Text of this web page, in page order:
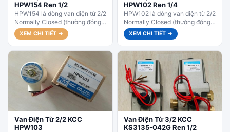
HPW154 Ren 1/2
HPW154 là dòng van điện từ 2/2
Normally Closed (thường đóng)
của KCC Hàn Quốc, kiểu
diaphragm/pilot...
XEM CHI TIẾT →
HPW102 Ren 1/4
HPW102 là dòng van điện từ 2/2
Normally Closed (thường đóng)
của KCC Hàn Quốc, kiểu
diaphragm/pilot....
XEM CHI TIẾT →
Van Điện Từ 2/2 KCC
HPW103
Van Điện Từ 3/2 KCC
KS3135-042G Ren 1/2